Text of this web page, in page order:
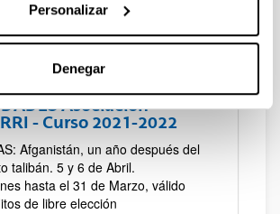
Personalizar
Denegar
Asociación
- Curso 2021-2022
Afganistán, un año después del
talibán. 5 y 6 de Abril.
hasta el 31 de Marzo, válido
de libre elección